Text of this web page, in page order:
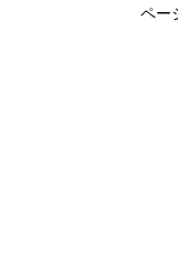
ペー